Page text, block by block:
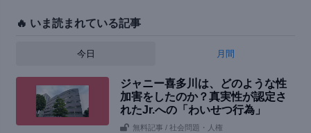
🔥 いま読まれている記事
今日 月間
ジャニー喜多川は、どのような性
加害をしたのか？真実性が認定さ
れたJr.への「わいせつ行為」
無料記事 / 社会問題・人権